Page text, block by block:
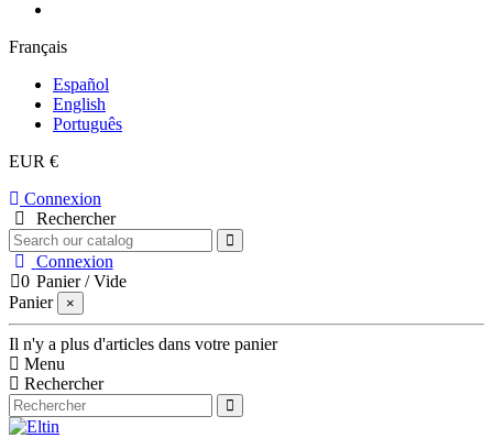
Français
Español
English
Português
EUR €
Connexion
Rechercher
Connexion
0 Panier /Vide
Panier
×
Il n'y a plus d'articles dans votre panier
Menu
Rechercher